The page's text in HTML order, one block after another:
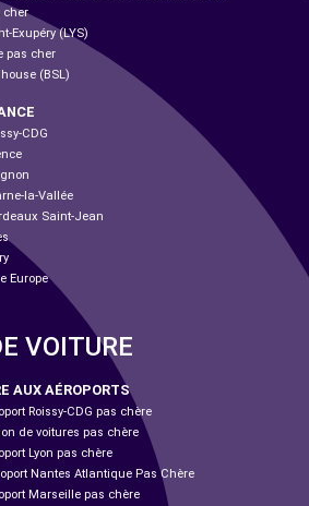
cher
Exupéry (LYS)
pas cher
(BSL)
CDG
la-Vallée
Saint-Jean
Europe
VOITURE
AUX AÉROPORTS
Roissy-CDG pas chère
de voitures pas chère
Lyon pas chère
Nantes Atlantique Pas Chère
Marseille pas chère